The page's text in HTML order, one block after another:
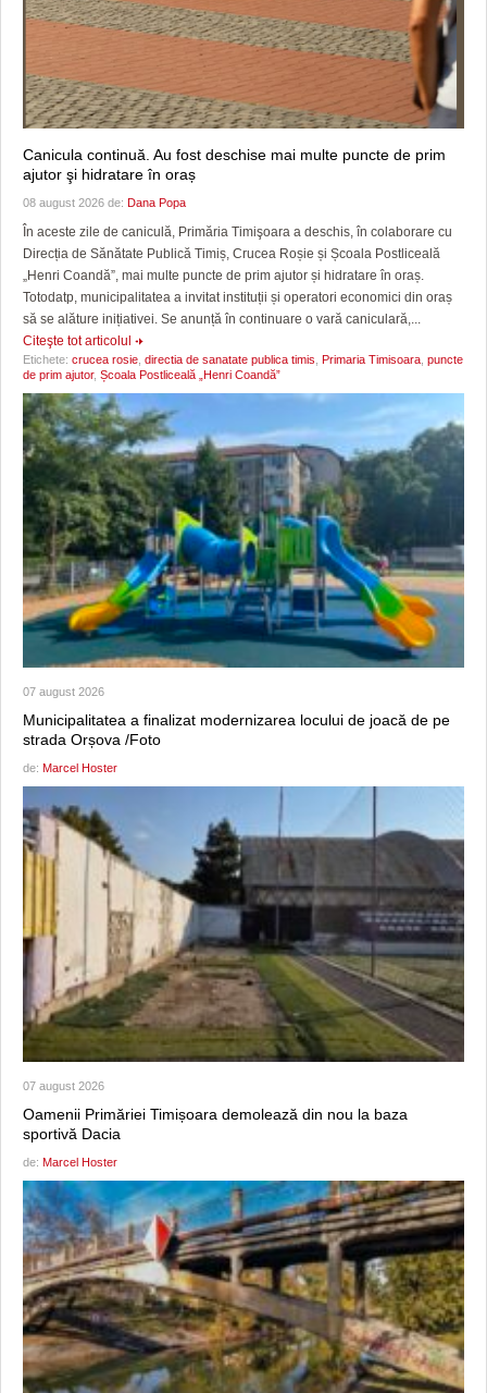
Canicula continuă. Au fost deschise mai multe puncte de prim
ajutor şi hidratare în oraș
08 august 2026 de: Dana Popa
În aceste zile de caniculă, Primăria Timişoara a deschis, în colaborare cu
Direcția de Sănătate Publică Timiș, Crucea Roșie și Școala Postliceală
„Henri Coandă”, mai multe puncte de prim ajutor și hidratare în oraș.
Totodatp, municipalitatea a invitat instituții și operatori economici din oraș
să se alăture inițiativei. Se anunță în continuare o vară caniculară,...
Citeşte tot articolul
Etichete: crucea rosie directia de sanatate publica timis Primaria Timisoara puncte
de prim ajutor, Școala Postliceală „Henri Coandă”
07 august 2026
Municipalitatea a finalizat modernizarea locului de joacă de pe
strada Orșova /Foto
de: Marcel Hoster
07 august 2026
Oamenii Primăriei Timișoara demolează din nou la baza
sportivă Dacia
de: Marcel Hoster